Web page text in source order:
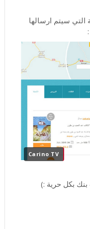
التي سيتم ارسالها
Carino TV
بكل حرية :)